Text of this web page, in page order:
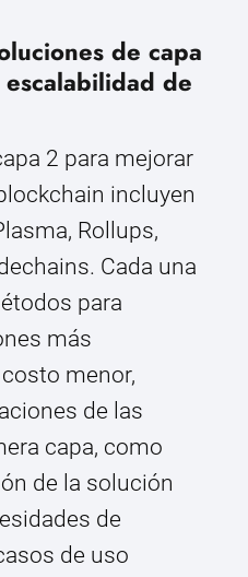
de capa
de
2 para mejorar
incluyen
Rollups,
Cada una
para
más
menor,
de las
capa, como
de la solución
de
de uso